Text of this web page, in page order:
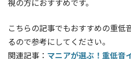
視の方におすすめです。
こちらの記事でもおすすめの重低
るので参考にしてください。
関連記事： マニアが選ぶ！重低音